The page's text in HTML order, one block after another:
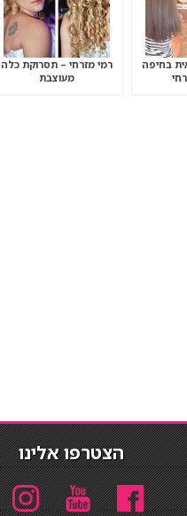
בחיפה
רמי מזרחי – תסרוקת כלה
מעוצבת
הצטרפו אלינו